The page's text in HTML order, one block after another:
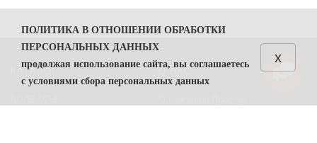
КАТАЛОГ О НАС
ПОЛИТИКА В ОТНОШЕНИИ ОБРАБОТКИ
ПЕРСОНАЛЬНЫХ ДАННЫХ
продолжая использование сайта, вы соглашаетесь
с условиями сбора персональных данных
x